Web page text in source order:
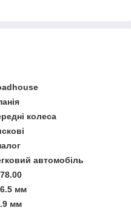
колеса
автомобіль
мм
мм